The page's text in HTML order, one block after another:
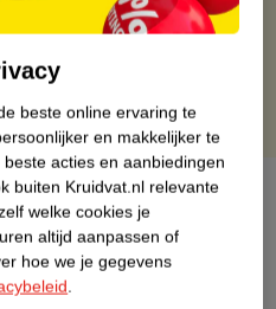
dagen
kaart
beste online ervaring te
en makkelijker te
acties en aanbiedingen
buiten Kruidvat.nl relevante
welke cookies je
altijd aanpassen of
hoe we je gegevens
.